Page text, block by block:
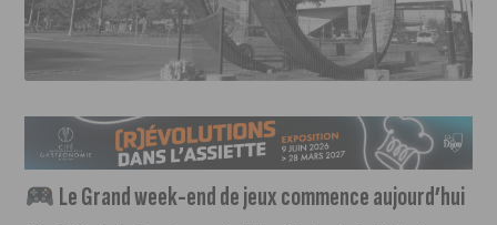
Le Grand week-end de jeux commence aujourd’hui